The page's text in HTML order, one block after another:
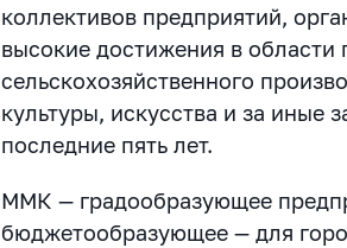
коллективов предприятий,
высокие достижения в
сельскохозяйственного
культуры, искусства и за иные
последние пять лет.
ММК — градообразующее
бюджетообразующее — для